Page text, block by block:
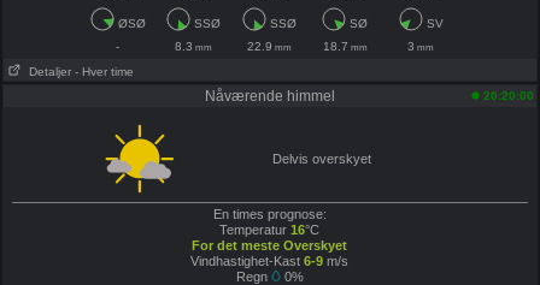
ØSØ SSØ SSØ SØ
SV
-
8.3 mm 22.9 mm 18.7 mm 3 mm
Detaljer - Hver time
Nåværende himmel 20:20:00
Delvis overskyet
En times prognose:
Temperatur16°C
For det meste Overskyet
Vindhastighet-Kast 6-9 m/s
Regn
0%